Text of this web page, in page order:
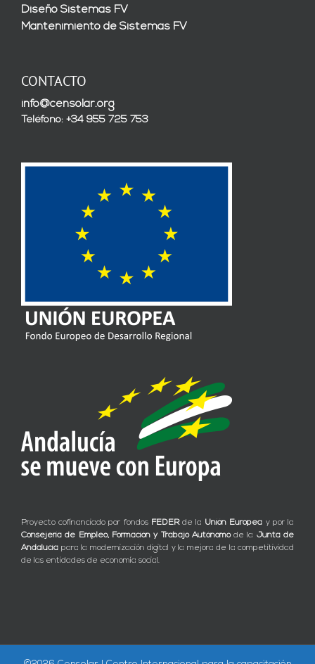
Diseño Sistemas FV
Mantenimiento de Sistemas FV
CONTACTO
info@censolar.org
Teléfono: +34 955 725 753
Proyecto cofinanciado por fondos FEDERde la Unión Europea y por la
Consejería de Empleo, Formación y Trabajo Autónomode la Junta de
Andalucía para la modernización digital y la mejora de la competitividad
de las entidades de economía social.